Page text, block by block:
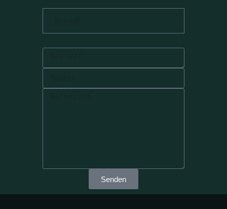
Senden